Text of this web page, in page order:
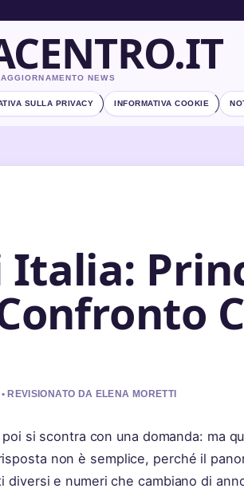
NEWS
SULLA PRIVACY INFORMATIVA COOKIE
Italia:
REVISIONATO DA ELENA MORETTI
si scontra con una domanda: ma
non è semplice, perché il
diversi e numeri che cambiano di